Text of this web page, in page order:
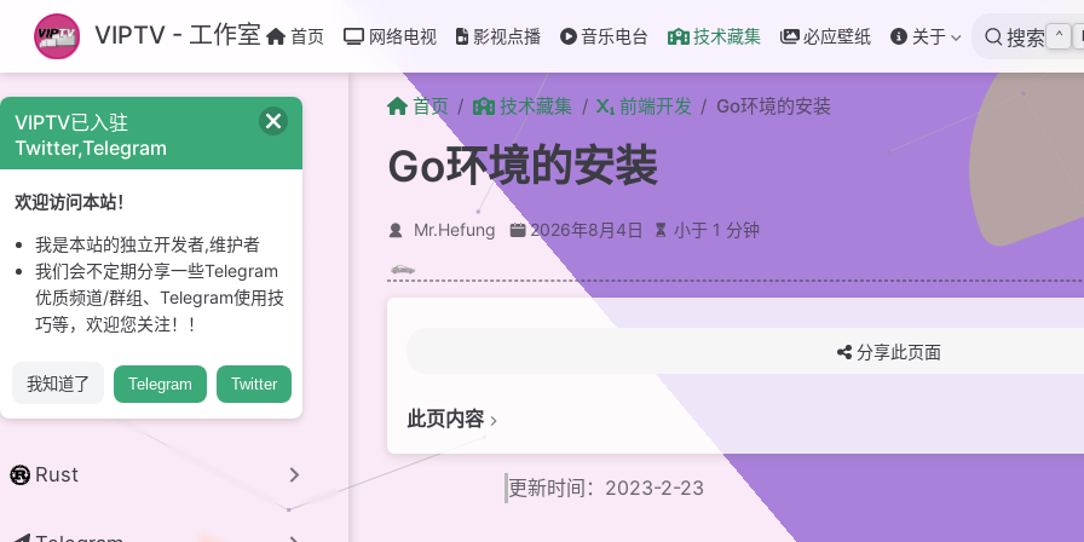
跳至主要內容VIPTV - 工作室 首页 网络电视 影视点播 音乐电台 技术藏集 必应壁纸 关于 搜索 ⌃
CI/CD
GitHub
Linux 系统
开源项目
Rust
首页 技术藏集 前端开发 Go环境的安装
Go环境的安装
Mr.Hefung 2026年8月4日 小于 1 分钟
分享此页面
此页内容
简介
更新时间：2023-2-23
VIPTV已入驻
Twitter,Telegram
欢迎访问本站！
我是本站的独立开发者,维护者
我们会不定期分享一些Telegram
优质频道/群组、Telegram使用技
巧等，欢迎您关注！！
我知道了 Telegram Twitter